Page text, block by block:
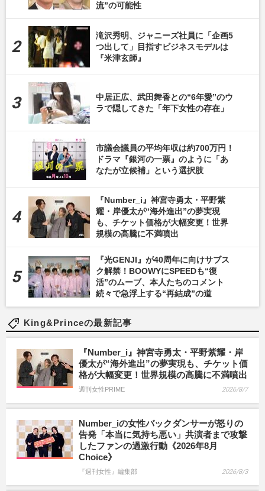
流”の可能性
滝沢秀明、ジャニーズ社員に「企画5
つ出して」目指すビジネスモデルは
『米津玄師』
中居正広、武田舞香との“6年愛”のウ
ラで隠してきた「年下女性の存在」
市議会議員の平均年収は約700万円！
ドラマ『銀河の一票』のように「あ
なたが立候補」という選択肢
『Number_i』神宮寺勇太・平野紫
耀・岸優太が“海外進出”の夢実現
も、チケット価格が大幅変更！世界
規模の高騰に不満噴出
『光GENJI』が40周年に向けサブス
ク解禁！BOOWYにSPEEDも“復
活”のムーブ、本人たちのコメント
続々で急浮上する“再結成”の道
King&Princeの最新記事
『Number_i』神宮寺勇太・平野紫耀・岸
優太が“海外進出”の夢実現も、チケット価
格が大幅変更！世界規模の高騰に不満噴出
週刊女性PRIME 2026/8/7
Number_iの女性バックダンサーが怒りの
告発「本当に気持ち悪い」共演者まで攻撃
したファンの過激行動《2026年8月
Choice》
『週刊女性』編集部 2026/8/3